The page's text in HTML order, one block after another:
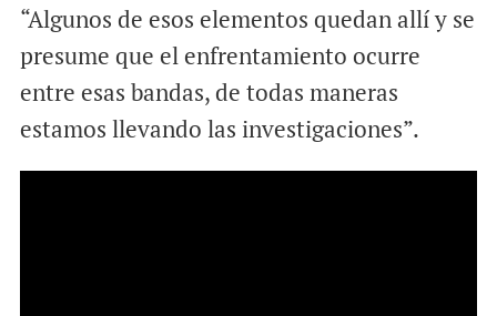
“Algunos de esos elementos quedan allí y se
presume que el enfrentamiento ocurre
entre esas bandas, de todas maneras
estamos llevando las investigaciones”.